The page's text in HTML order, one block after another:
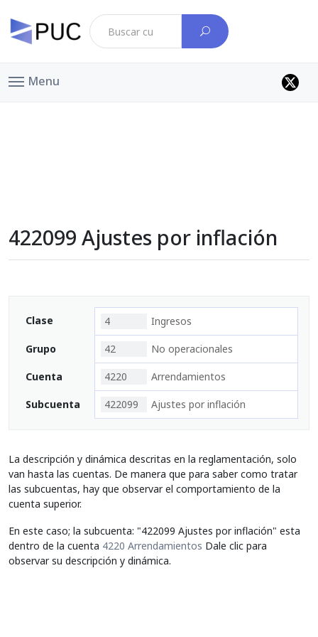
Menu
422099 Ajustes por inflación
Clase 4 Ingresos
Grupo 42 No operacionales
Cuenta 4220 Arrendamientos
Subcuenta 422099 Ajustes por inflación
La descripción y dinámica descritas en la reglamentación, solo
van hasta las cuentas. De manera que para saber como tratar
las subcuentas, hay que observar el comportamiento de la
cuenta superior.
En este caso; la subcuenta: "422099 Ajustes por inflación" esta
dentro de la cuenta 4220 Arrendamientos Dale clic para
observar su descripción y dinámica.